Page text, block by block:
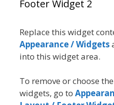
Footer Widget 2
Replace this widget
Appearance / Widgets
into this widget area.
To remove or choose
widgets, go to